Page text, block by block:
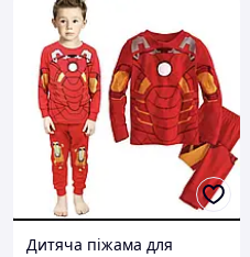
Дитяча піжама для